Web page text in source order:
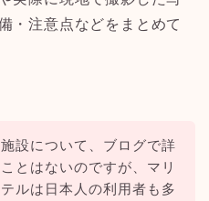
・注意点などをまとめて
設について、ブログで詳
とはないのですが、マリ
ルは日本人の利用者も多